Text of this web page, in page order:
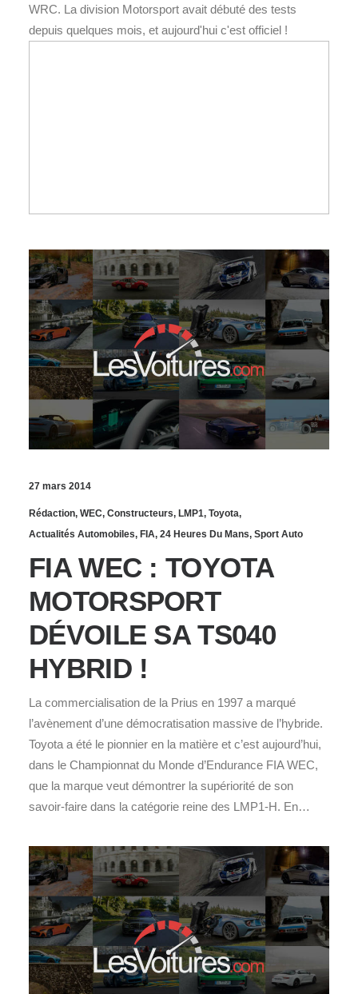
WRC. La division Motorsport avait débuté des tests
depuis quelques mois, et aujourd'hui c'est officiel !
27 mars 2014
Rédaction, WEC, Constructeurs, LMP1, Toyota,
Actualités Automobiles, FIA, 24 Heures Du Mans, Sport Auto
FIA WEC : TOYOTA
MOTORSPORT
DÉVOILE SA TS040
HYBRID !
La commercialisation de la Prius en 1997 a marqué
l’avènement d’une démocratisation massive de l’hybride.
Toyota a été le pionnier en la matière et c’est aujourd’hui,
dans le Championnat du Monde d’Endurance FIA WEC,
que la marque veut démontrer la supériorité de son
savoir-faire dans la catégorie reine des LMP1-H. En…